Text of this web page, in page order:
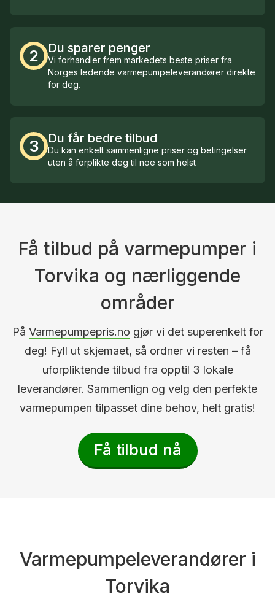
2 Du sparer penger
Vi forhandler frem markedets beste priser fra
Norges ledende varmepumpeleverandører direkte
for deg.
3 Du får bedre tilbud
Du kan enkelt sammenligne priser og betingelser
uten å forplikte deg til noe som helst
Få tilbud på varmepumper i
Torvika og nærliggende
områder
På Varmepumpepris.no gjør vi det superenkelt for
deg! Fyll ut skjemaet, så ordner vi resten – få
uforpliktende tilbud fra opptil 3 lokale
leverandører. Sammenlign og velg den perfekte
varmepumpen tilpasset dine behov, helt gratis!
Få tilbud nå
Varmepumpeleverandører i
Torvika